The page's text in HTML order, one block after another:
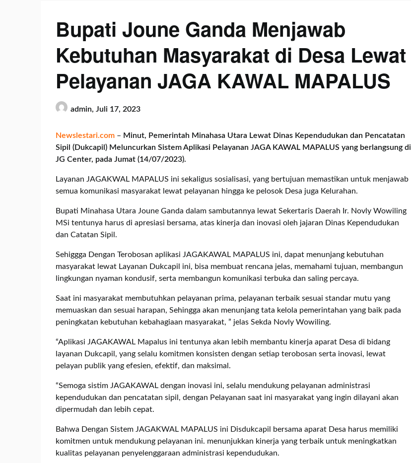
Bupati Joune Ganda Menjawab
Kebutuhan Masyarakat di Desa Lewat
Pelayanan JAGA KAWAL MAPALUS
admin, Juli 17, 2023
Newslestari.com – Minut, Pemerintah Minahasa Utara Lewat Dinas Kependudukan dan Pencatatan
Sipil (Dukcapil) Meluncurkan Sistem Aplikasi Pelayanan JAGA KAWAL MAPALUS yang berlangsung di
JG Center, pada Jumat (14/07/2023).
Layanan JAGAKWAL MAPALUS ini sekaligus sosialisasi, yang bertujuan memastikan untuk menjawab
semua komunikasi masyarakat lewat pelayanan hingga ke pelosok Desa juga Kelurahan.
Bupati Minahasa Utara Joune Ganda dalam sambutannya lewat Sekertaris Daerah Ir. Novly Wowiling
MSi tentunya harus di apresiasi bersama, atas kinerja dan inovasi oleh jajaran Dinas Kependudukan
dan Catatan Sipil.
Sehiggga Dengan Terobosan aplikasi JAGAKAWAL MAPALUS ini, dapat menunjang kebutuhan
masyarakat lewat Layanan Dukcapil ini, bisa membuat rencana jelas, memahami tujuan, membangun
lingkungan nyaman kondusif, serta membangun komunikasi terbuka dan saling percaya.
Saat ini masyarakat membutuhkan pelayanan prima, pelayanan terbaik sesuai standar mutu yang
memuaskan dan sesuai harapan, Sehingga akan menunjang tata kelola pemerintahan yang baik pada
peningkatan kebutuhan kebahagiaan masyarakat, ” jelas Sekda Novly Wowiling.
“Aplikasi JAGAKAWAL Mapalus ini tentunya akan lebih membantu kinerja aparat Desa di bidang
layanan Dukcapil, yang selalu komitmen konsisten dengan setiap terobosan serta inovasi, lewat
pelayan publik yang efesien, efektif, dan maksimal.
“Semoga sistim JAGAKAWAL dengan inovasi ini, selalu mendukung pelayanan administrasi
kependudukan dan pencatatan sipil, dengan Pelayanan saat ini masyarakat yang ingin dilayani akan
dipermudah dan lebih cepat.
Bahwa Dengan Sistem JAGAKWAL MAPALUS ini Disdukcapil bersama aparat Desa harus memiliki
komitmen untuk mendukung pelayanan ini. menunjukkan kinerja yang terbaik untuk meningkatkan
kualitas pelayanan penyelenggaraan administrasi kependudukan.